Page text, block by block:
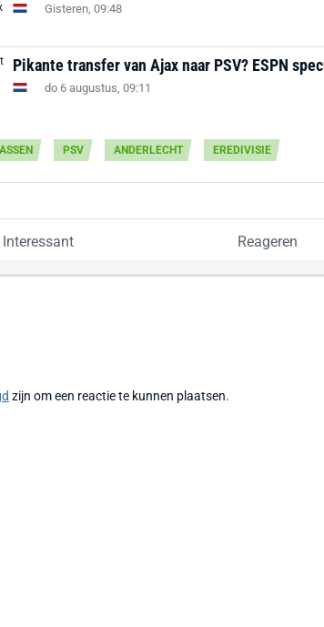
Gisteren, 09:48
Pikante transfer van Ajax naar PSV? ESPN
do 6 augustus, 09:11
PSV ANDERLECHT EREDIVISIE
Interessant Reageren
zijn om een reactie te kunnen plaatsen.